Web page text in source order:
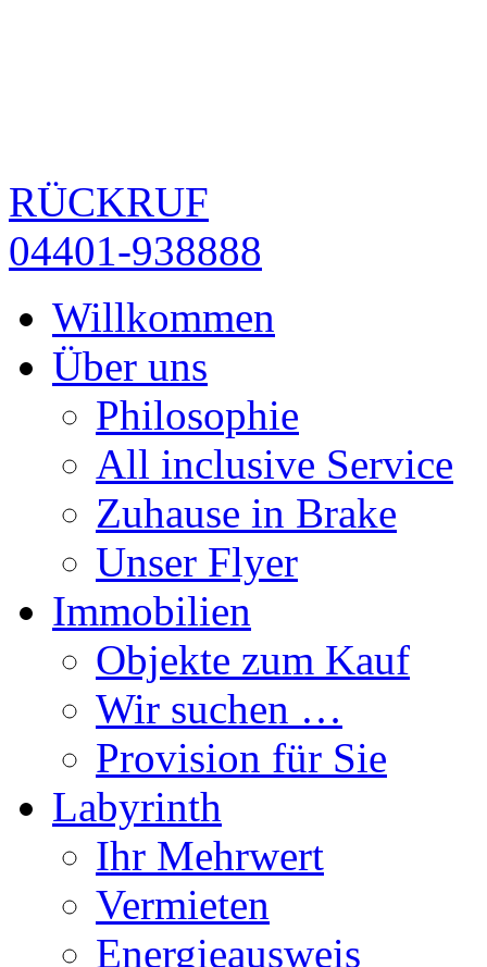
RÜCKRUF
04401-938888
Willkommen
Über uns
Philosophie
All inclusive Service
Zuhause in Brake
Unser Flyer
Immobilien
Objekte zum Kauf
Wir suchen …
Provision für Sie
Labyrinth
Ihr Mehrwert
Vermieten
Energieausweis